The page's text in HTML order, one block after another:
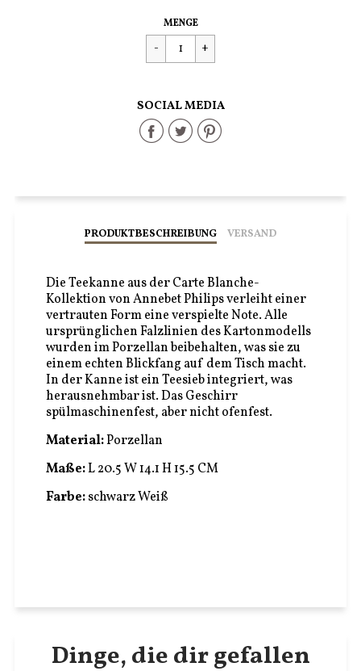
Regulärer
Preis
€64,90
MENGE
SOCIAL MEDIA
Share
Facebook
Share
Twitter
Share
Pinterest
PRODUKTBESCHREIBUNG VERSAND
Die Teekanne aus der Carte Blanche-
Kollektion von Annebet Philips verleiht einer
vertrauten Form eine verspielte Note. Alle
ursprünglichen Falzlinien des Kartonmodells
wurden im Porzellan beibehalten, was sie zu
einem echten Blickfang auf dem Tisch macht.
In der Kanne ist ein Teesieb integriert, was
herausnehmbar ist. Das Geschirr
spülmaschinenfest, aber nicht ofenfest.
Material:Porzellan
Maße:L 20.5 W 14.1 H 15.5 CM
Farbe:schwarz Weiß
Dinge, die dir gefallen